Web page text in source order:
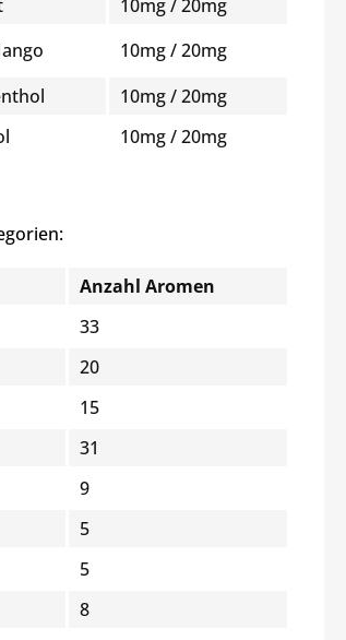
10mg / 20mg
10mg / 20mg
10mg / 20mg
10mg / 20mg
Anzahl Aromen
33
20
15
31
9
5
5
8